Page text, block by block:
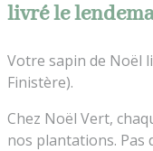
livré le
Votre sapin de Noël
Finistère).
Chez Noël Vert,
nos plantations. Pas